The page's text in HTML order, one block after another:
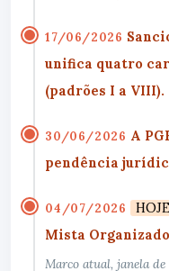
17/06/2026
unifica quatro
(padrões I a VIII).
30/06/2026 A
pendência
04/07/2026
Mista
Marco atual, janela de